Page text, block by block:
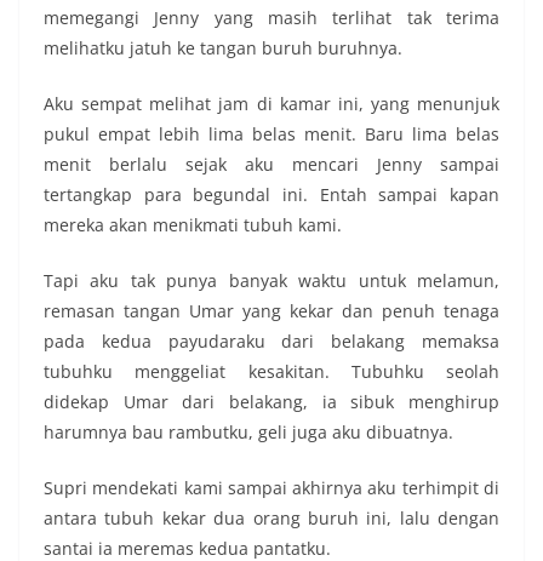
memegangi Jenny yang masih terlihat tak terima
melihatku jatuh ke tangan buruh buruhnya.
Aku sempat melihat jam di kamar ini, yang menunjuk
pukul empat lebih lima belas menit. Baru lima belas
menit berlalu sejak aku mencari Jenny sampai
tertangkap para begundal ini. Entah sampai kapan
mereka akan menikmati tubuh kami.
Tapi aku tak punya banyak waktu untuk melamun,
remasan tangan Umar yang kekar dan penuh tenaga
pada kedua payudaraku dari belakang memaksa
tubuhku menggeliat kesakitan. Tubuhku seolah
didekap Umar dari belakang, ia sibuk menghirup
harumnya bau rambutku, geli juga aku dibuatnya.
Supri mendekati kami sampai akhirnya aku terhimpit di
antara tubuh kekar dua orang buruh ini, lalu dengan
santai ia meremas kedua pantatku.